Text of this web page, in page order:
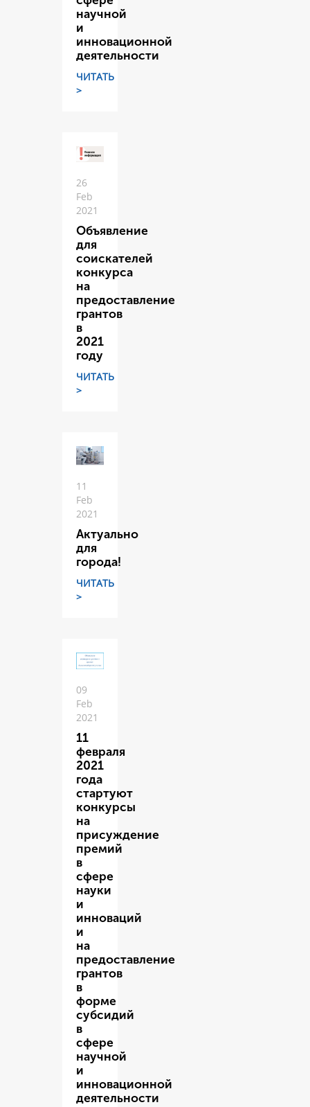
научной
и
инновационной
деятельности
ЧИТАТЬ
>
26
Feb
2021
Объявление
для
соискателей
конкурса
на
предоставление
грантов
в
2021
году
ЧИТАТЬ
>
11
Feb
2021
Актуально
для
города!
ЧИТАТЬ
>
09
Feb
2021
11
февраля
2021
года
стартуют
конкурсы
на
присуждение
премий
в
сфере
науки
и
инноваций
и
на
предоставление
грантов
в
форме
субсидий
в
сфере
научной
и
инновационной
деятельности